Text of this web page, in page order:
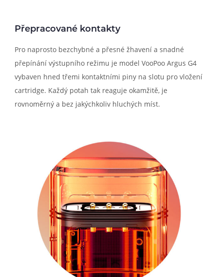
Přepracované kontakty
Pro naprosto bezchybné a přesné žhavení a snadné
přepínání výstupního režimu je model VooPoo Argus G4
vybaven hned třemi kontaktními piny na slotu pro vložení
cartridge. Každý potah tak reaguje okamžitě, je
rovnoměrný a bez jakýchkoliv hluchých míst.